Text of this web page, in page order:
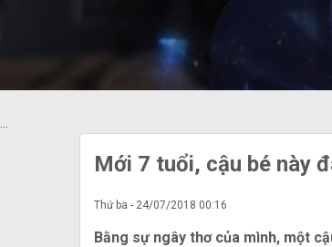
Mới 7 tuổi, cậu bé này
Thứ ba - 24/07/2018 00:16
Bằng sự ngây thơ của mình, một